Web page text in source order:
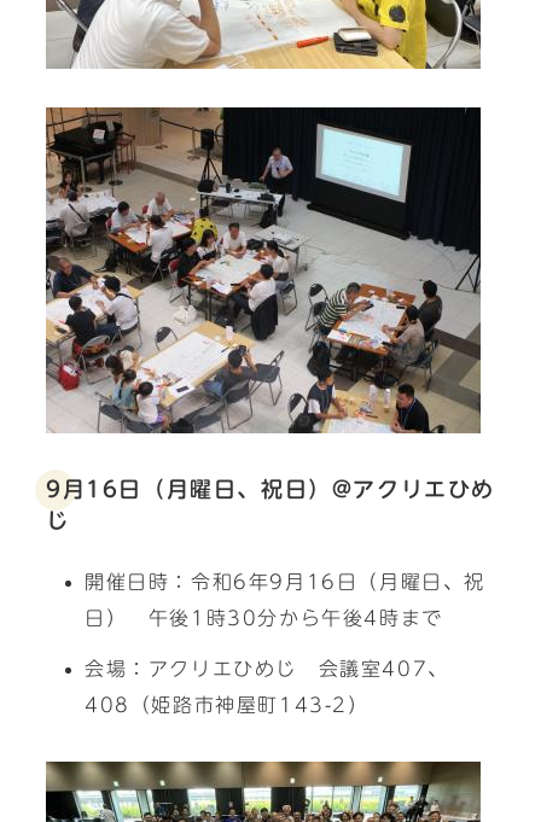
9月16日（月曜日、祝日）@アクリエひめ
じ
開催日時：令和6年9月16日（月曜日、祝
日） 午後1時30分から午後4時まで
会場：アクリエひめじ 会議室407、
408（姫路市神屋町143-2）